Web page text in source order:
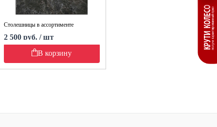
Столешницы в ассортименте
2 500 руб. / шт
В корзину